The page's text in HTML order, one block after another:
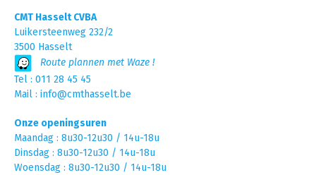
CMT Hasselt CVBA
Luikersteenweg 232/2
3500 Hasselt
Route plannen met Waze !
Tel : 011 28 45 45
Mail : info@cmthasselt.be
Onze openingsuren
Maandag : 8u30-12u30 / 14u-18u
Dinsdag : 8u30-12u30 / 14u-18u
Woensdag : 8u30-12u30 / 14u-18u